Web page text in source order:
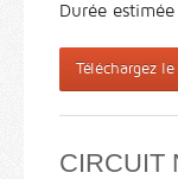
Durée
Téléchargez le
CIRCUIT